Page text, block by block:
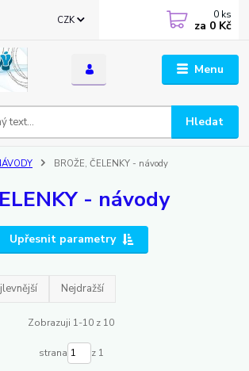
Menu
CZK
Hledat
0 ks
za 0 Kč
BROŽE, ČELENKY - návody
- návody
Upřesnit parametry
Nejdražší
Zobrazuji 1-10 z 10
strana z 1